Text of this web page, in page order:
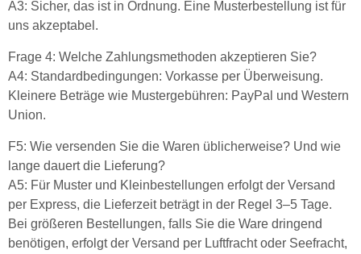
A3: Sicher, das ist in Ordnung. Eine Musterbestellung ist für
uns akzeptabel.
Frage 4: Welche Zahlungsmethoden akzeptieren Sie?
A4: Standardbedingungen: Vorkasse per Überweisung.
Kleinere Beträge wie Mustergebühren: PayPal und Western
Union.
F5: Wie versenden Sie die Waren üblicherweise? Und wie
lange dauert die Lieferung?
A5: Für Muster und Kleinbestellungen erfolgt der Versand
per Express, die Lieferzeit beträgt in der Regel 3–5 Tage.
Bei größeren Bestellungen, falls Sie die Ware dringend
benötigen, erfolgt der Versand per Luftfracht oder Seefracht,